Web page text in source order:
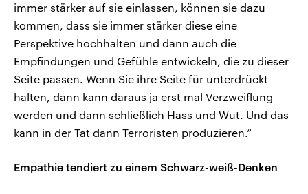
immer stärker auf sie einlassen, können sie dazu
kommen, dass sie immer stärker diese eine
Perspektive hochhalten und dann auch die
Empfindungen und Gefühle entwickeln, die zu dieser
Seite passen. Wenn Sie ihre Seite für unterdrückt
halten, dann kann daraus ja erst mal Verzweiflung
werden und dann schließlich Hass und Wut. Und das
kann in der Tat dann Terroristen produzieren.“
Empathie tendiert zu einem Schwarz-weiß-Denken